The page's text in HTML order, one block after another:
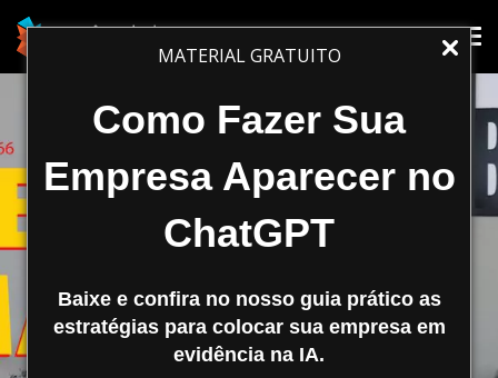
MATERIAL GRATUITO
Como Fazer Sua
Empresa Aparecer no
ChatGPT
Baixe e confira no nosso guia prático as
estratégias para colocar sua empresa em
evidência na IA.